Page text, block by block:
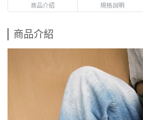
商品介紹 規格說明
商品介紹